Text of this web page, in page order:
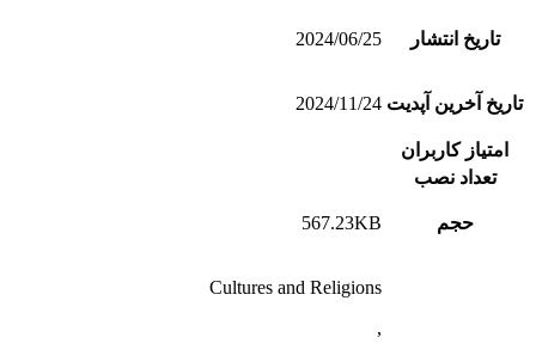
تاریخ انتشار 2024/06/25
تاریخ آخرین آپدیت 2024/11/24
امتیاز کاربران
تعداد نصب
حجم 567.23KB
Cultures and Religions
,